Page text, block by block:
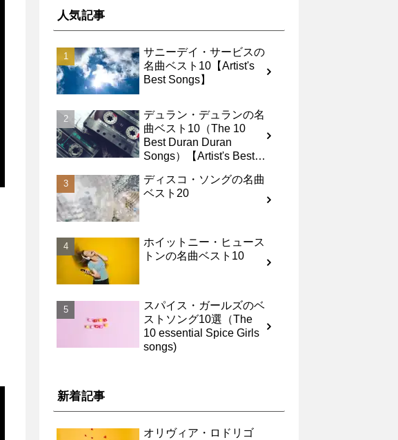
人気記事
サニーデイ・サービスの
名曲ベスト10【Artist's
Best Songs】
デュラン・デュランの名
曲ベスト10（The 10
Best Duran Duran
Songs）【Artist's Best
ディスコ・ソングの名曲
ベスト20
ホイットニー・ヒュース
トンの名曲ベスト10
スパイス・ガールズのベ
ストソング10選（The
10 essential Spice Girls
songs)
新着記事
オリヴィア・ロドリゴ